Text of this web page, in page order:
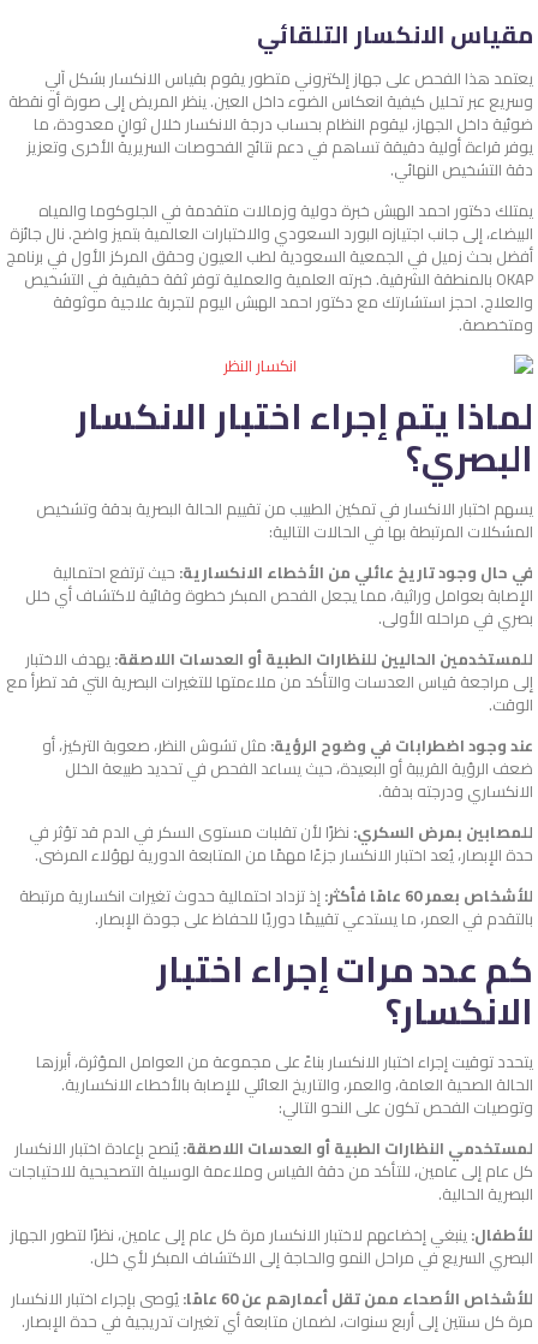
مقياس الانكسار التلقائي
يعتمد هذا الفحص على جهاز إلكتروني متطور يقوم بقياس الانكسار بشكل آلي
وسريع عبر تحليل كيفية انعكاس الضوء داخل العين. ينظر المريض إلى صورة أو نقطة
ضوئية داخل الجهاز، ليقوم النظام بحساب درجة الانكسار خلال ثوانٍ معدودة، ما
يوفر قراءة أولية دقيقة تساهم في دعم نتائج الفحوصات السريرية الأخرى وتعزيز
دقة التشخيص النهائي.
يمتلك دكتور احمد الهبش خبرة دولية وزمالات متقدمة في الجلوكوما والمياه
البيضاء، إلى جانب اجتيازه البورد السعودي والاختبارات العالمية بتميز واضح. نال جائزة
أفضل بحث زميل في الجمعية السعودية لطب العيون وحقق المركز الأول في برنامج
OKAP بالمنطقة الشرقية. خبرته العلمية والعملية توفر ثقة حقيقية في التشخيص
والعلاج. احجز استشارتك مع دكتور احمد الهبش اليوم لتجربة علاجية موثوقة
ومتخصصة.
لماذا يتم إجراء اختبار الانكسار
البصري؟
يسهم اختبار الانكسار في تمكين الطبيب من تقييم الحالة البصرية بدقة وتشخيص
المشكلات المرتبطة بها في الحالات التالية:
في حال وجود تاريخ عائلي من الأخطاء الانكسارية: حيث ترتفع احتمالية
الإصابة بعوامل وراثية، مما يجعل الفحص المبكر خطوة وقائية لاكتشاف أي خلل
بصري في مراحله الأولى.
للمستخدمين الحاليين للنظارات الطبية أو العدسات اللاصقة: يهدف الاختبار
إلى مراجعة قياس العدسات والتأكد من ملاءمتها للتغيرات البصرية التي قد تطرأ مع
الوقت.
عند وجود اضطرابات في وضوح الرؤية: مثل تشوش النظر، صعوبة التركيز، أو
ضعف الرؤية القريبة أو البعيدة، حيث يساعد الفحص في تحديد طبيعة الخلل
الانكساري ودرجته بدقة.
للمصابين بمرض السكري: نظرًا لأن تقلبات مستوى السكر في الدم قد تؤثر في
حدة الإبصار، يُعد اختبار الانكسار جزءًا مهمًا من المتابعة الدورية لهؤلاء المرضى.
للأشخاص بعمر 60 عامًا فأكثر:
إذ تزداد احتمالية حدوث تغيرات انكسارية مرتبطة
بالتقدم في العمر، ما يستدعي تقييمًا دوريًا للحفاظ على جودة الإبصار.
كم عدد مرات إجراء اختبار
الانكسار؟
يتحدد توقيت إجراء اختبار الانكسار بناءً على مجموعة من العوامل المؤثرة، أبرزها
الحالة الصحية العامة، والعمر، والتاريخ العائلي للإصابة بالأخطاء الانكسارية.
وتوصيات الفحص تكون على النحو التالي:
لمستخدمي النظارات الطبية أو العدسات اللاصقة: يُنصح بإعادة اختبار الانكسار
كل عام إلى عامين، للتأكد من دقة القياس وملاءمة الوسيلة التصحيحية للاحتياجات
البصرية الحالية.
للأطفال: ينبغي إخضاعهم لاختبار الانكسار مرة كل عام إلى عامين، نظرًا لتطور الجهاز
البصري السريع في مراحل النمو والحاجة إلى الاكتشاف المبكر لأي خلل.
للأشخاص الأصحاء ممن تقل أعمارهم عن 60 عامًا:
يُوصى بإجراء اختبار الانكسار
مرة كل سنتين إلى أربع سنوات، لضمان متابعة أي تغيرات تدريجية في حدة الإبصار.